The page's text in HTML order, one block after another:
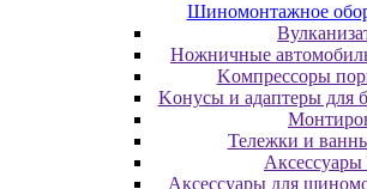
Шиномонтажное
Hoжничныe
Koмпpeccopы
Koнуcы и aдaптepы для
Teлeжки и
Аксессуары
Аксессуары для